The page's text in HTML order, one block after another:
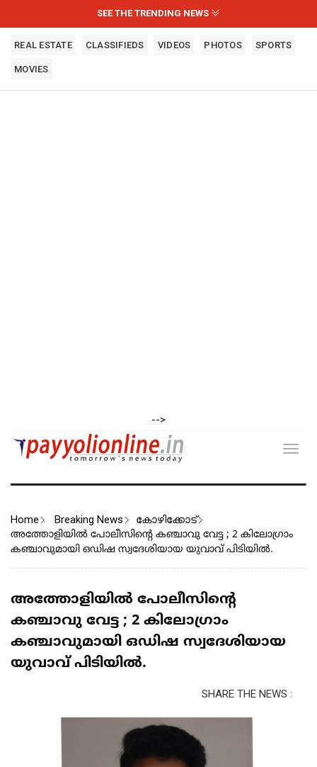
SEE THE TRENDING NEWS
REAL ESTATE CLASSIFIEDS VIDEOS PHOTOS SPORTS
MOVIES
-->
Home Breaking News കോഴിക്കോട്
അത്തോളിയിൽ പോലീസിൻ്റെ കഞ്ചാവു വേട്ട ; 2 കിലോഗ്രാം
കഞ്ചാവുമായി ഒഡിഷ സ്വദേശിയായ യുവാവ് പിടിയിൽ.
അത്തോളിയിൽ പോലീസിൻ്റെ
കഞ്ചാവു വേട്ട ; 2 കിലോഗ്രാം
കഞ്ചാവുമായി ഒഡിഷ സ്വദേശിയായ
യുവാവ് പിടിയിൽ.
SHARE THE NEWS :